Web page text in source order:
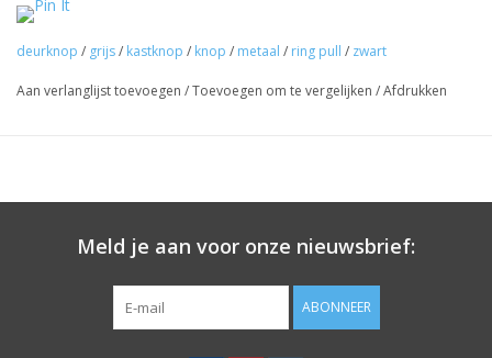
Afmetingen: diameter 3,5cm x d8mm (excl schroefdraad)
Materiaal: metaal
deurknop / grijs/ kastknop / knop / metaal / ring pull / zwart
Aan verlanglijst toevoegen /Toevoegen om te vergelijken /Afdrukken
Meld je aan voor onze nieuwsbrief:
ABONNEER